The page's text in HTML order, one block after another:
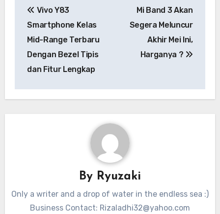
pos
Vivo Y83
Smartphone Kelas
Mid-Range Terbaru
Dengan Bezel Tipis
dan Fitur Lengkap
Mi Band 3 Akan
Segera Meluncur
Akhir Mei Ini,
Harganya ?
By Ryuzaki
Only a writer and a drop of water in the endless sea :)
Business Contact: Rizaladhi32@yahoo.com